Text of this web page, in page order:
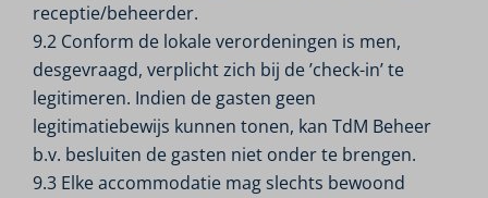
receptie/beheerder.
9.2 Conform de lokale verordeningen is men,
desgevraagd, verplicht zich bij de ’check-in’ te
legitimeren. Indien de gasten geen
legitimatiebewijs kunnen tonen, kan TdM Beheer
b.v. besluiten de gasten niet onder te brengen.
9.3 Elke accommodatie mag slechts bewoond